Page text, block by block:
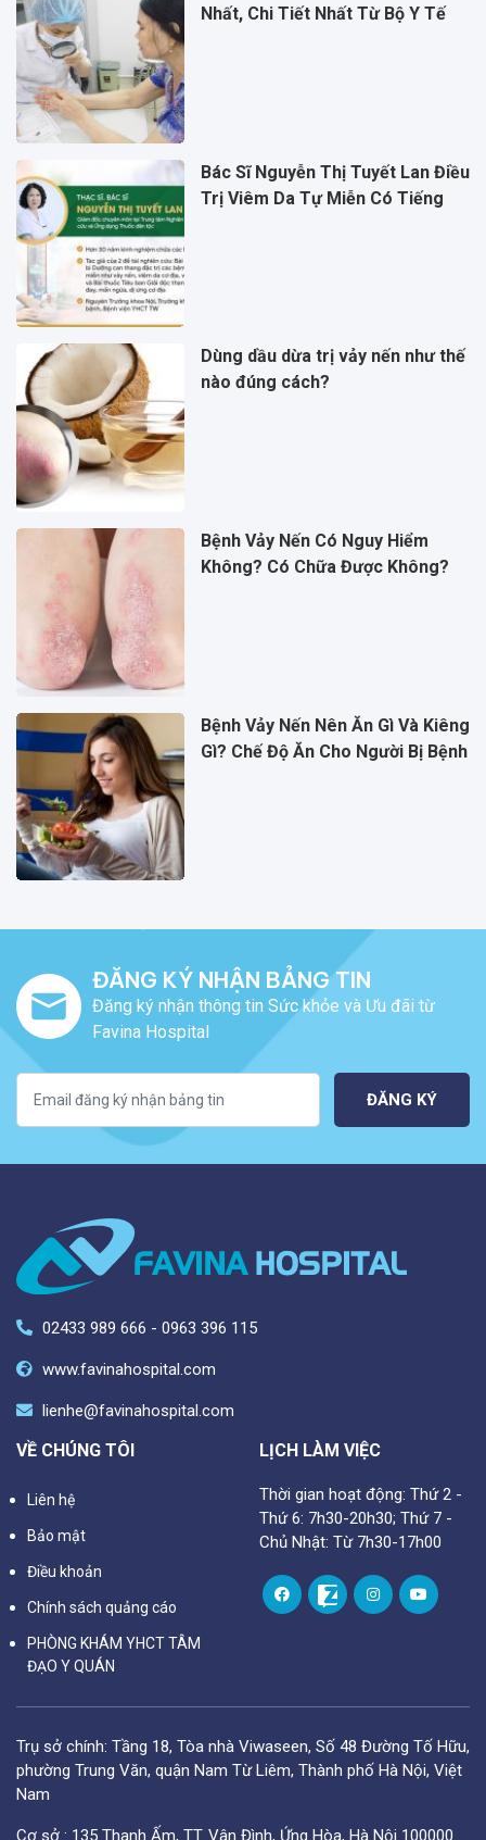
Nhất, Chi Tiết Nhất Từ Bộ Y Tế
Bác Sĩ Nguyễn Thị Tuyết Lan Điều
Trị Viêm Da Tự Miễn Có Tiếng
Dùng dầu dừa trị vảy nến như thế
nào đúng cách?
Bệnh Vảy Nến Có Nguy Hiểm
Không? Có Chữa Được Không?
Bệnh Vảy Nến Nên Ăn Gì Và Kiêng
Gì? Chế Độ Ăn Cho Người Bị Bệnh
ĐĂNG KÝ NHẬN BẢNG TIN
Đăng ký nhận thông tin Sức khỏe và Ưu đãi từ
Favina Hospital
ĐĂNG KÝ
02433 989 666 - 0963 396 115
www.favinahospital.com
lienhe@favinahospital.com
VỀ CHÚNG TÔI
Liên hệ
Bảo mật
Điều khoản
Chính sách quảng cáo
PHÒNG KHÁM YHCT TÂM
ĐẠO Y QUÁN
LỊCH LÀM VIỆC
Thời gian hoạt động: Thứ 2 -
Thứ 6: 7h30-20h30; Thứ 7 -
Chủ Nhật: Từ 7h30-17h00
Trụ sở chính: Tầng 18, Tòa nhà Viwaseen, Số 48 Đường Tố Hữu,
phường Trung Văn, quận Nam Từ Liêm, Thành phố Hà Nội, Việt
Nam
Cơ sở : 135 Thanh Ấm, TT. Vân Đình, Ứng Hòa, Hà Nội 100000